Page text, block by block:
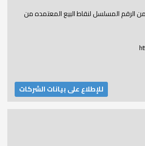
الرقم المسلسل لنقاط البيع المعتمده من
للإطلاع على بيانات الشركات